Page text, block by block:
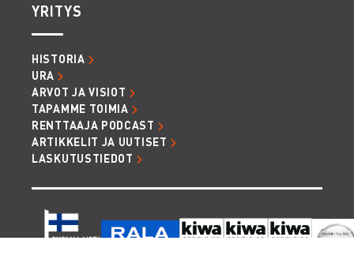
YRITYS
HISTORIA
URA
ARVOT JA VISIOT
TAPAMME TOIMIA
RENTTAAJA PODCAST
ARTIKKELIT JA UUTISET
LASKUTUSTIEDOT